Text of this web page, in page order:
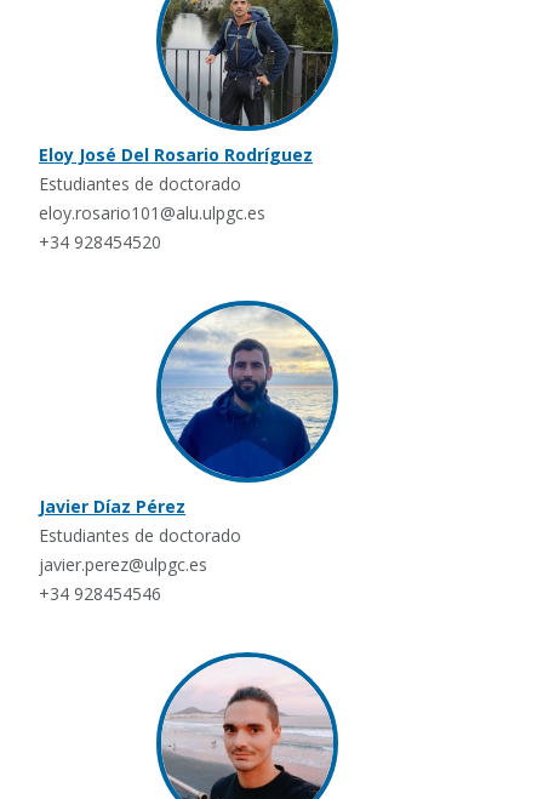
Eloy José Del Rosario Rodríguez
Estudiantes de doctorado
eloy.rosario101@alu.ulpgc.es
+34 928454520
Javier Díaz Pérez
Estudiantes de doctorado
javier.perez@ulpgc.es
+34 928454546